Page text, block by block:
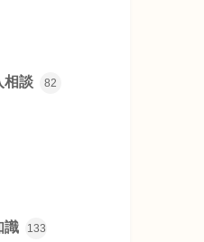
相談 82
識 133